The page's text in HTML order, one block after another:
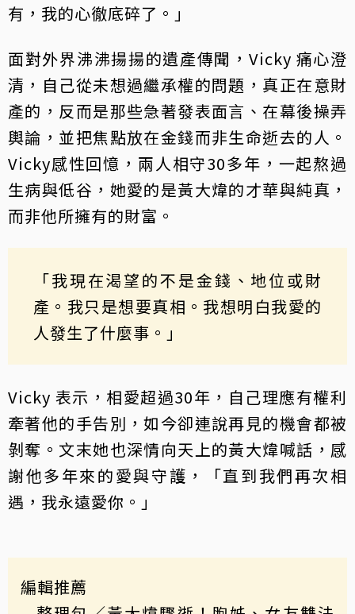
有，我的心徹底碎了。」
面對外界沸沸揚揚的遺產傳聞，Vicky 痛心澄
清，自己從未想過繼承權的問題，真正在意財
產的，反而是那些急著發表面言、在幕後操弄
輿論，並把焦點放在金錢而非生命逝去的人。
Vicky感性回憶，兩人相守30多年，一起熬過
生病與低谷，她愛的是黃大煒的才華與純真，
而非他所擁有的財富。
「我現在渴望的不是金錢、地位或財
產。我只是想要真相。我想明白我愛的
人發生了什麼事。」
Vicky 表示，相愛超過30年，自己理應有權利
牽著他的手告別，如今卻連說再見的機會都被
剝奪。文末她也深情向天上的黃大煒喊話，感
謝他多年來的愛與守護，「直到我們再次相
遇，我永遠愛你。」
編輯推薦